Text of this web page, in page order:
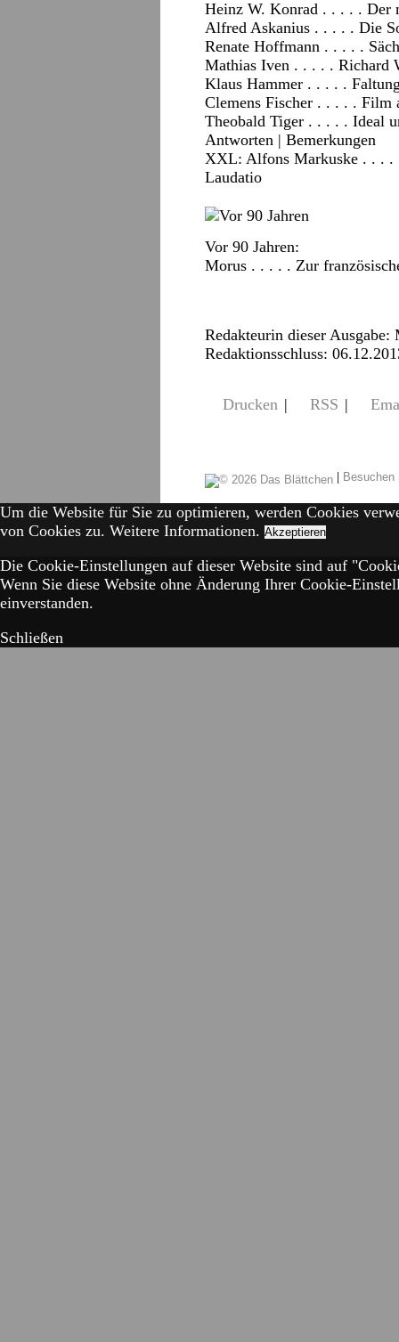
Heinz W. Konrad . . . . . Der
Alfred Askanius . . . . . Die
Renate Hoffmann . . . . .
Mathias Iven . . . . . Richard
Klaus Hammer . . . . .
Clemens Fischer . . . . . Film
Theobald Tiger . . . . . Ideal
Antworten | Bemerkungen
XXL: Alfons Markuske . . . .
Laudatio
Vor 90 Jahren:
Morus . . . . . Zur
Redakteurin dieser
Redaktionsschluss:
Drucken | RSS |
|
Um die Website für Sie zu optimieren, werden Cookies
von Cookies zu. Weitere Informationen. Akzeptieren
Die Cookie-Einstellungen auf dieser Website sind auf
Wenn Sie diese Website ohne Änderung Ihrer Cookie-
einverstanden.
Schließen